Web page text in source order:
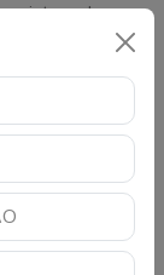
de
ventos